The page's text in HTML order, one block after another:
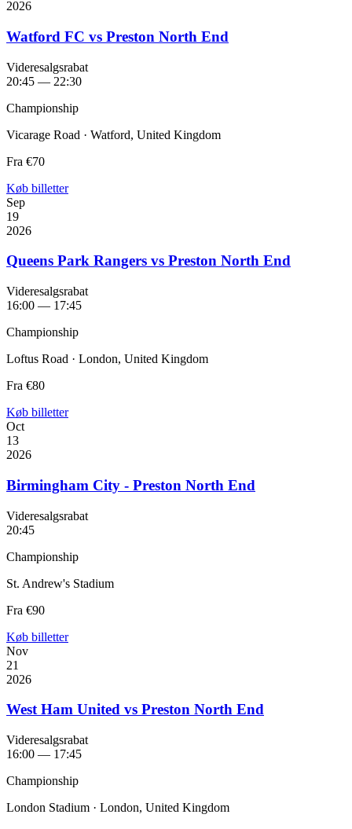
2026
Watford FC vs Preston North End
Videresalgsrabat
20:45 — 22:30
Championship
Vicarage Road · Watford, United Kingdom
Fra €70
Køb billetter
Sep
19
2026
Queens Park Rangers vs Preston North End
Videresalgsrabat
16:00 — 17:45
Championship
Loftus Road · London, United Kingdom
Fra €80
Køb billetter
Oct
13
2026
Birmingham City - Preston North End
Videresalgsrabat
20:45
Championship
St. Andrew's Stadium
Fra €90
Køb billetter
Nov
21
2026
West Ham United vs Preston North End
Videresalgsrabat
16:00 — 17:45
Championship
London Stadium · London, United Kingdom